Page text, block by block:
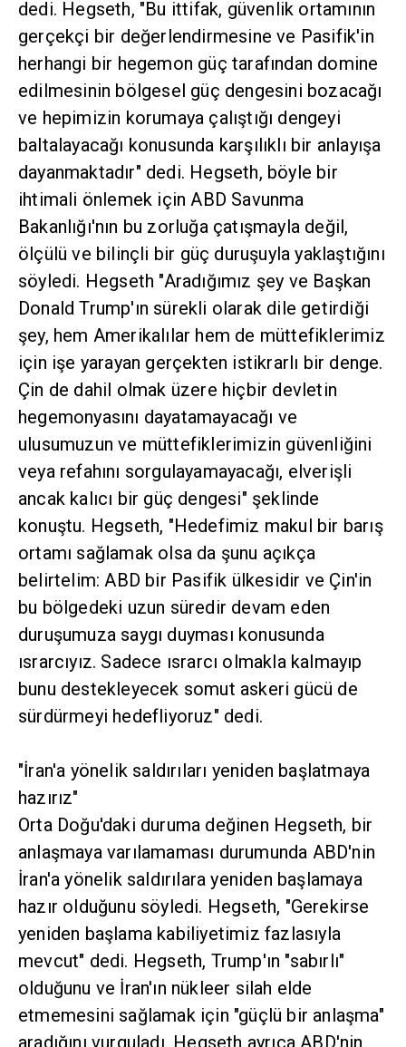
herhangi bir hegemon güç tarafından domine
edilmesinin bölgesel güç dengesini bozacağı ve
hepimizin korumaya çalıştığı dengeyi
baltalayacağı konusunda karşılıklı bir anlayışa
dayanmaktadır" dedi. Hegseth, böyle bir ihtimali
önlemek için ABD Savunma Bakanlığı'nın bu
zorluğa çatışmayla değil, ölçülü ve bilinçli bir
güç duruşuyla yaklaştığını söyledi. Hegseth
"Aradığımız şey ve Başkan Donald Trump'ın
sürekli olarak dile getirdiği şey, hem
Amerikalılar hem de müttefiklerimiz için işe
yarayan gerçekten istikrarlı bir denge. Çin de
dahil olmak üzere hiçbir devletin hegemonyasını
dayatamayacağı ve ulusumuzun ve
müttefiklerimizin güvenliğini veya refahını
sorgulayamayacağı, elverişli ancak kalıcı bir
güç dengesi" şeklinde konuştu. Hegseth,
"Hedefimiz makul bir barış ortamı sağlamak
olsa da şunu açıkça belirtelim: ABD bir Pasifik
ülkesidir ve Çin'in bu bölgedeki uzun süredir
devam eden duruşumuza saygı duyması
konusunda ısrarcıyız. Sadece ısrarcı olmakla
kalmayıp bunu destekleyecek somut askeri gücü
de sürdürmeyi hedefliyoruz" dedi.
"İran'a yönelik saldırıları yeniden başlatmaya
hazırız"
anlaşmaya varılamaması durumunda ABD'nin
İran'a yönelik saldırılara yeniden başlamaya
hazır olduğunu söyledi. Hegseth, "Gerekirse
yeniden başlama kabiliyetimiz fazlasıyla
mevcut" dedi. Hegseth, Trump'ın "sabırlı"
olduğunu ve İran'ın nükleer silah elde
etmemesini sağlamak için "güçlü bir anlaşma"
aradığını vurguladı. Hegseth ayrıca ABD'nin
İran'la çatışma içinde olmasına rağmen Asya-
Pasifik bölgesine sırtını dönmediğini belirterek,
"Aynı anda iki şey yapabiliriz. Savunma